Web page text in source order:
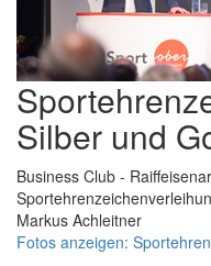
Silber und
Business Club -
Markus Achleitner
Fotos anzeigen: